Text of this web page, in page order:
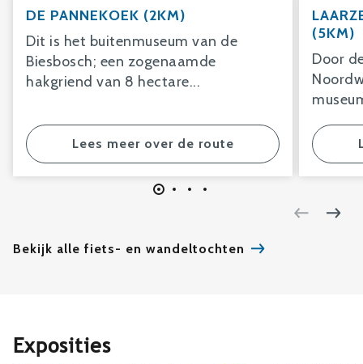
DE PANNEKOEK (2KM)
Dit is het buitenmuseum van de
Biesbosch; een zogenaamde
hakgriend van 8 hectare...
Lees meer over de route
(5KM)
Door
Bekijk alle fiets- en wandeltochten
Exposities